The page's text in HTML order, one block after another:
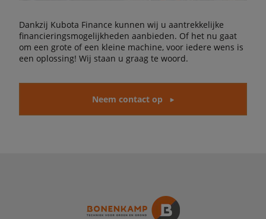
Dankzij Kubota Finance kunnen wij u aantrekkelijke
financieringsmogelijkheden aanbieden. Of het nu gaat
om een grote of een kleine machine, voor iedere wens is
een oplossing! Wij staan u graag te woord.
Neem contact op